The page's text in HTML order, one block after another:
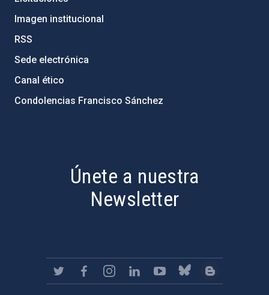
Imagen institucional
RSS
Sede electrónica
Canal ético
Condolencias Francisco Sánchez
Únete a nuestra
Newsletter